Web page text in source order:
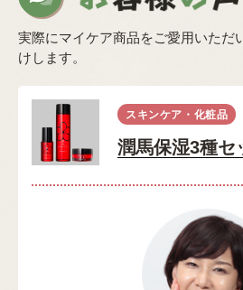
実際にマイケア商品をご愛用いただ
けします。
スキンケア・化粧品
潤馬保湿3種セ